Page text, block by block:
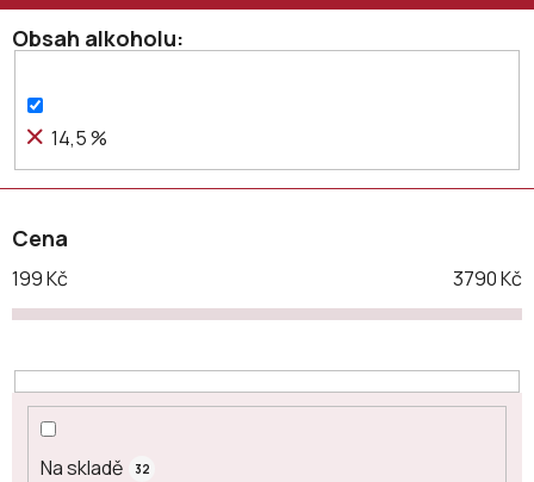
r
o
u
t
ů
Obsah alkoholu
14,5 %
Cena
199Kč 3790Kč
Na skladě 32